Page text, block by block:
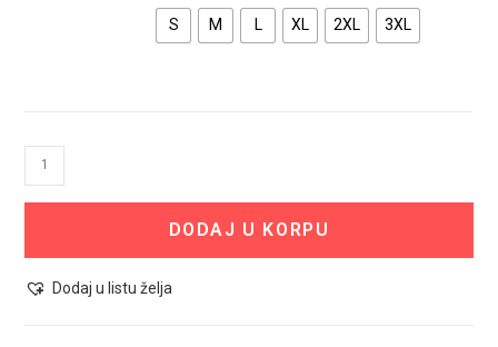
S
M L XL 2XL 3XL
Atalanta
Softshell
DODAJ U KORPU
Dodaj u listu želja